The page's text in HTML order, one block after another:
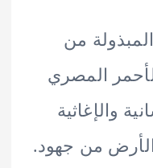
من
جهود.